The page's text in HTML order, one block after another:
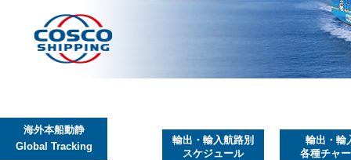
海外本船動静
Global Tracking
輸出・輸入航路別
スケジュール
輸出・輸
各種チャ